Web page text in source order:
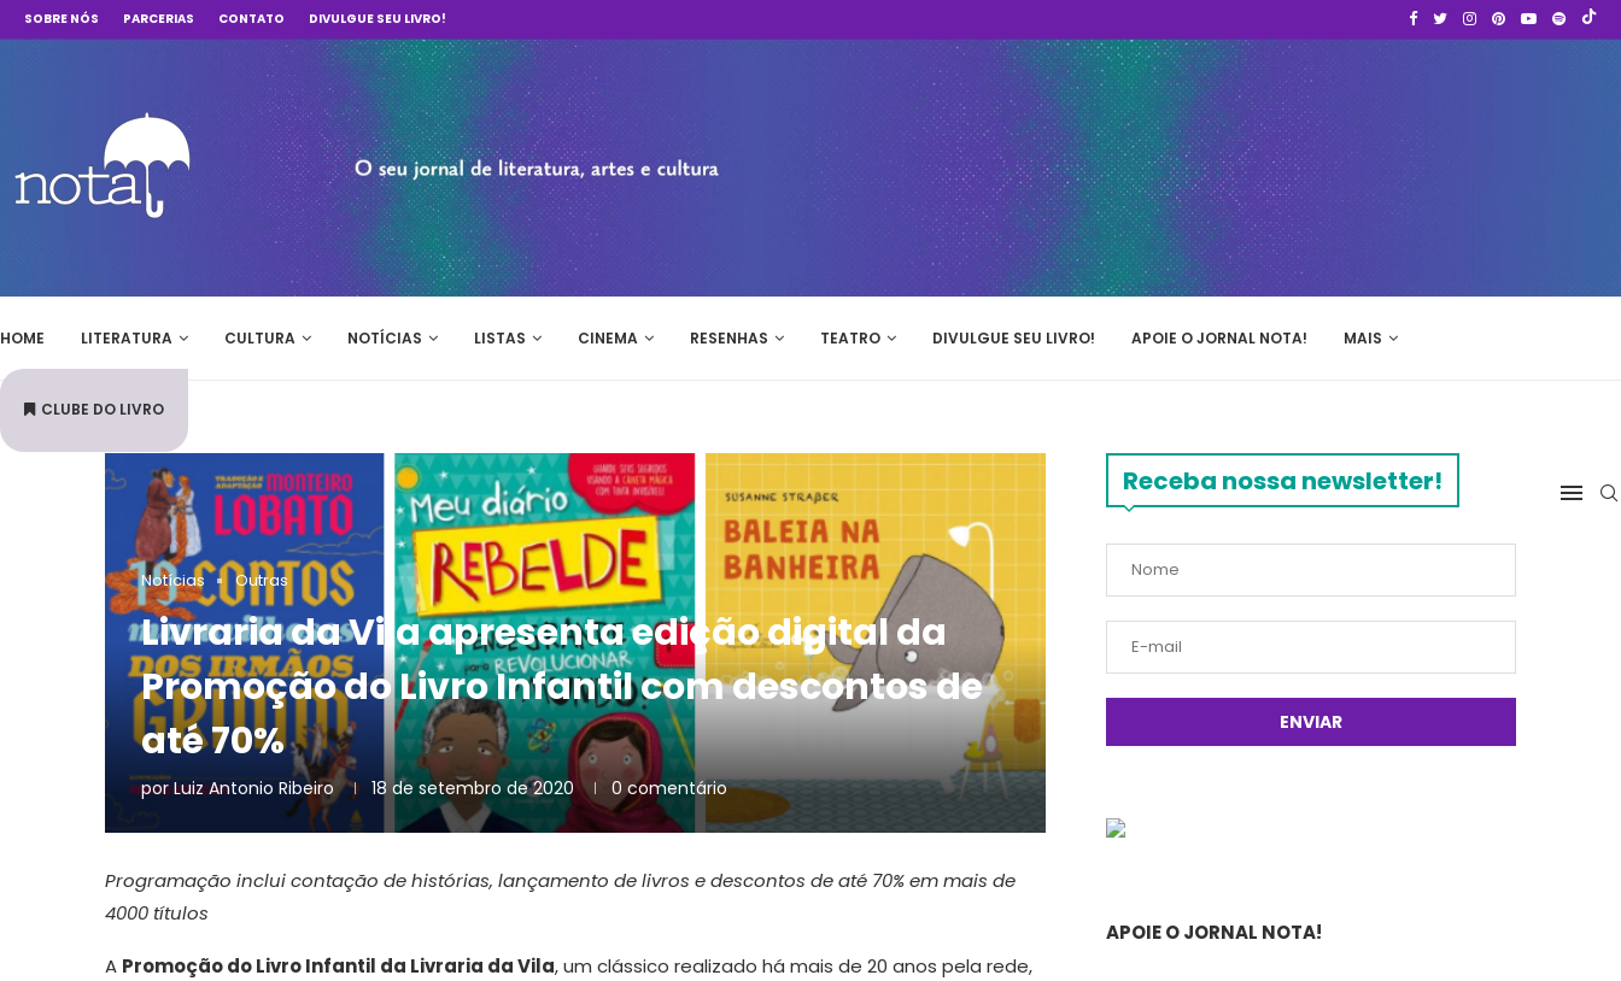
SOBRE NÓS PARCERIAS CONTATO DIVULGUE SEU LIVRO!
HOME LITERATURA CULTURA NOTÍCIAS LISTAS CINEMA RESENHAS TEATRO DIVULGUE SEU LIVRO! APOIE O JORNAL NOTA! MAIS
CLUBE DO LIVRO
Notícias Outras
Livraria da Vila apresenta edição digital da
Promoção do Livro Infantil com descontos de
até 70%
porLuiz Antonio Ribeiro 18 de setembro de 2020 0 comentário
Programação inclui contação de histórias, lançamento de livros e descontos de até 70% em mais de
4000 títulos
A Promoção do Livro Infantil da Livraria da Vila, um clássico realizado há mais de 20 anos pela rede,
Receba nossa newsletter!
APOIE O JORNAL NOTA!